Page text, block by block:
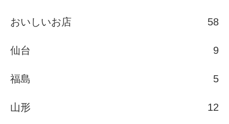
おいしいお店 58
仙台 9
福島 5
山形 12